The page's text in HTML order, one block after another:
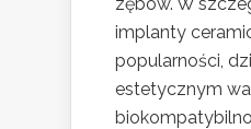
implanty
popularności,
estetycznym